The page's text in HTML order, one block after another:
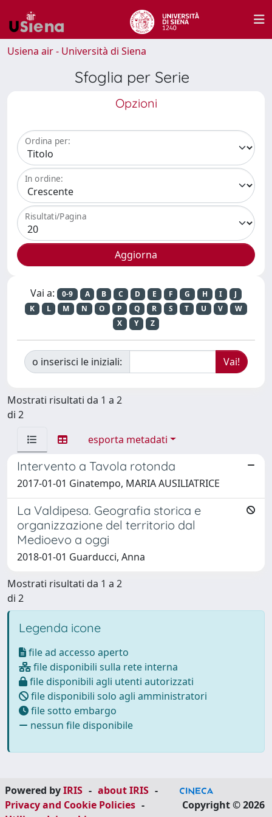
Usiena air - Università di Siena
Sfoglia per Serie
Opzioni
Ordina per:
In ordine:
Risultati/Pagina
Vai a: 0-9 A B C D E F G H I
J
K
L M N O P Q R S T U V
W
X
Y Z
o inserisci le iniziali:
Mostrati risultati da 1 a 2
di 2
esporta metadati
Intervento a Tavola rotonda
2017-01-01 Ginatempo, MARIA AUSILIATRICE
La Valdipesa. Geografia storica e
organizzazione del territorio dal
Medioevo a oggi
2018-01-01 Guarducci, Anna
Mostrati risultati da 1 a 2
di 2
Legenda icone
file ad accesso aperto
file disponibili sulla rete interna
file disponibili agli utenti autorizzati
file disponibili solo agli amministratori
file sotto embargo
nessun file disponibile
Powered byIRIS - about IRIS -
Privacy and Cookie Policies -
Copyright © 2026